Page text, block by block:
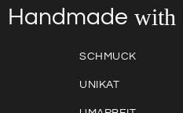
Handmade with
SCHMUCK
UNIKAT